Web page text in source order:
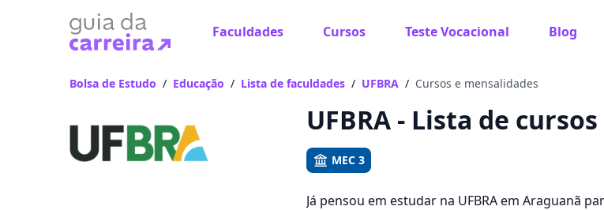
Faculdades Cursos Teste Vocacional Blog
Vamos te guiar no caminho ideal para seus estudos
Bolsa de Estudo / Educação / Lista de faculdades / UFBRA / Cursos e mensalidades
UFBRA - Lista de
MEC 3
Já pensou em estudar na UFBRA em Araguanã